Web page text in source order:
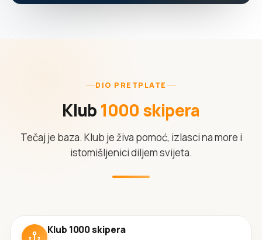
DIO PRETPLATE
Klub 1000 skipera
Tečaj je baza. Klub je živa pomoć, izlasci na more i
istomišljenici diljem svijeta.
Klub 1000 skipera